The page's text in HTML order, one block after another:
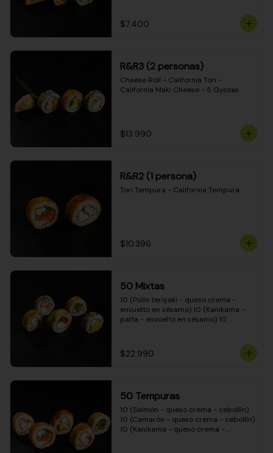
$7.400
R&R3 (2 personas)
Cheese Roll - California Tori -
California Maki Cheese - 5 Gyozas
$13.990
R&R2 (1 persona)
Tori Tempura - California Tempura
$10.396
50 Mixtas
10 (Pollo teriyaki - queso crema -
envuelto en sésamo) 10 (Kanikama -
palta - envuelto en sésamo) 10
cebollín - envuelto en masa tempura)
10 (Pimentón - queso crema - cebollín
$22.990
50 Tempuras
10 (Salmón - queso crema - cebollín)
10 (Camarón - queso crema - cebollín)
10 (Kanikama - queso crema -